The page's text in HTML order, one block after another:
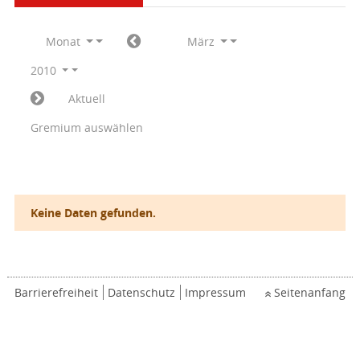
Monat
März
2010
Aktuell
Gremium auswählen
Keine Daten gefunden.
Barrierefreiheit Datenschutz Impressum Seitenanfang